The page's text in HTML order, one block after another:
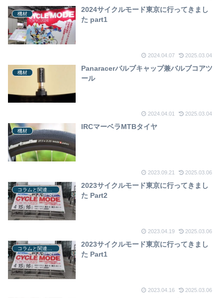
機材
2024サイクルモード東京に行ってきまし
た part1
2024.04.07 2025.03.04
機材
Panaracerバルブキャップ兼バルブコアツ
ール
2024.04.01 2025.03.04
機材
IRCマーベラMTBタイヤ
2023.09.21 2025.03.06
2023サイクルモード東京に行ってきまし
た Part2
2023.04.19 2025.03.06
2023サイクルモード東京に行ってきまし
た Part1
2023.04.16 2025.03.06